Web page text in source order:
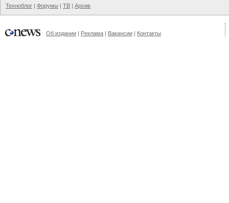
Техноблог | Форумы | ТВ | Архив
Об издании | Реклама | Вакансии | Контакты